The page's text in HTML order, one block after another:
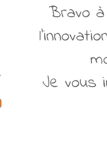
Bravo
Je vous